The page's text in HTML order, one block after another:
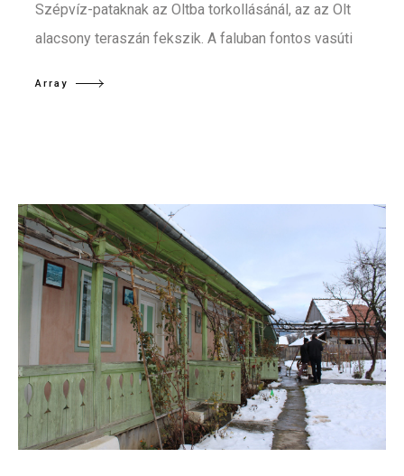
Szépvíz-pataknak az Oltba torkollásánál, az az Olt
alacsony teraszán fekszik. A faluban fontos vasúti
Array